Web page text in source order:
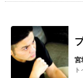
宮